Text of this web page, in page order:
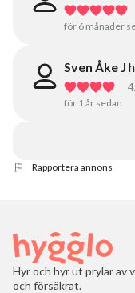
för 6 månader
Sven Åke J
4
för 1 år sedan
Rapportera annons
Hyr och hyr ut prylar av
och försäkrat.